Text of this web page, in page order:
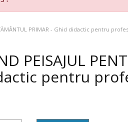
PRIMAR - Ghid didactic pentru
PEISAJUL
pentru